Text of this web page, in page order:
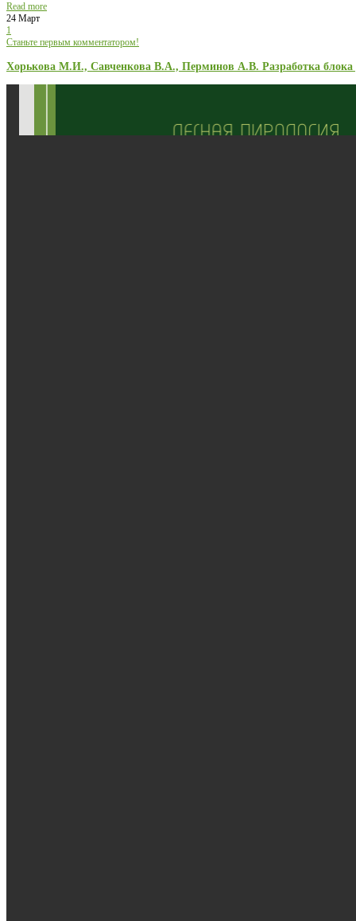
Read more
24 Март
1
Станьте первым комментатором!
Хорькова М.И., Савченкова В.А., Перминов А.В. Разработка блока